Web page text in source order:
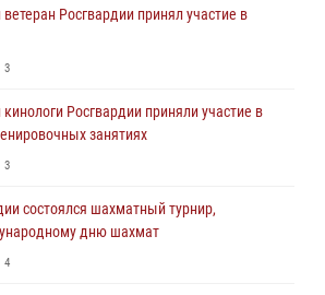
Золотова с заместителем полномочного
Российской Федерации в Северо-
округе Виталием Кузнецовым
по Кабардино-Балкарской Республике
Росгвардии принял участие в
3
Росгвардии приняли участие в
занятиях
3
состоялся шахматный турнир,
дню шахмат
4